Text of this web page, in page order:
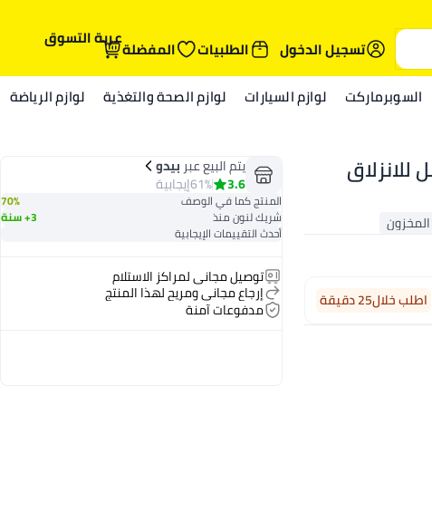
تسجيل الدخول
الطلبيات المفضلةعربة التسوق
السوبرماركت لوازم السيارات لوازم الصحة والتغذية لوازم الرياضة
اطلب خلال25 دقيقة
يتم البيع عبر بيدو
3.6
61%إيجابية
المنتج كما في الوصف 70%
شريك لنون منذ 3+ سنة
أحدث التقييمات الإيجابية
توصيل مجاني لمراكز الاستلام
إرجاع مجاني ومريح لهذا المنتج
مدفوعات آمنة